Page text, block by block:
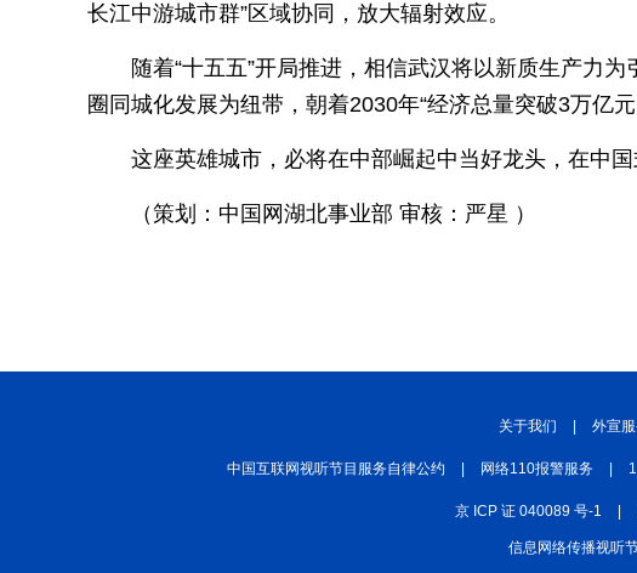
长江中游城市群”区域协同，放大辐射效应。
随着“十五五”开局推进，相信武汉将以新质生产力
圈同城化发展为纽带，朝着2030年“经济总量突破3万亿
这座英雄城市，必将在中部崛起中当好龙头，在中
（策划：中国网湖北事业部 审核：严星 ）
关于我们 外宣
中国互联网视听节目服务自律公约 网络110报警服务
京 ICP 证 040089 号-1
信息网络传播视听